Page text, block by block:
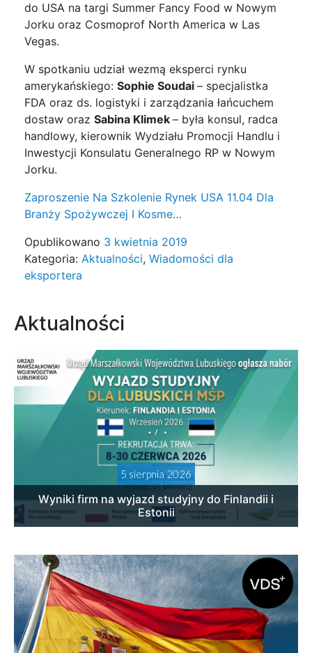
do USA na targi Summer Fancy Food w Nowym
Jorku oraz Cosmoprof North America w Las
Vegas.
W spotkaniu udział wezmą eksperci rynku
amerykańskiego: Sophie Soudai – specjalistka
FDA oraz ds. logistyki i zarządzania łańcuchem
dostaw oraz Sabina Klimek – była konsul, radca
handlowy, kierownik Wydziału Promocji Handlu i
Inwestycji Konsulatu Generalnego RP w Nowym
Jorku.
Zaproszenie Na Szkolenie Rynek USA 11.04 Dla
Branży Spożywczej I Kosme…
Opublikowano 3 kwietnia 2019
Kategoria: Aktualności, Wiadomości dla
eksportera
Aktualności
5 sierpnia 2026
Wyniki firm na wyjazd studyjny do Finlandii i
Estonii